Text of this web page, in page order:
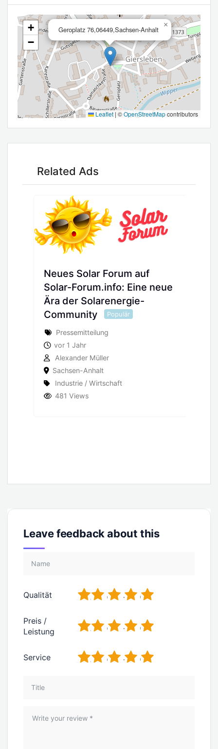
Geroplatz 76,06449,Sachsen-Anhalt
×
+
−
Leaflet | ©OpenStreetMapcontributors
Related Ads
Doppelstabmatten von
ZaunTastisch
Firmeneintrag
vor 2 Jahren
Alexander Müller
Sachsen-Anhalt
Industrie / Wirtschaft
Leave feedback about this
Qualität 5
4
3
2
Preis /
Leistung
5
4
3
2
Service 5
4
3
2